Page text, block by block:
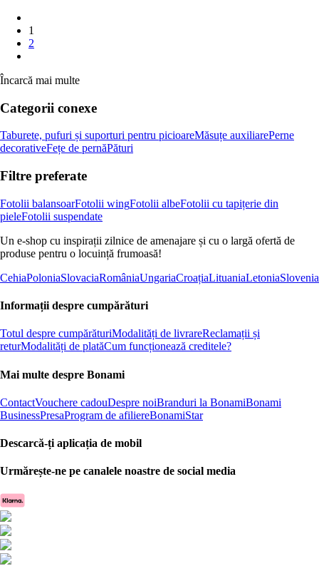
1
2
Încarcă mai multe
Categorii conexe
Taburete, pufuri și suporturi pentru picioareMăsuțe auxiliarePerne
decorativeFețe de pernăPături
Filtre preferate
Fotolii balansoarFotolii wingFotolii albeFotolii cu tapițerie din
pieleFotolii suspendate
Un e-shop cu inspirații zilnice de amenajare și cu o largă ofertă de
produse pentru o locuință frumoasă!
CehiaPoloniaSlovaciaRomâniaUngariaCroațiaLituaniaLetoniaSlovenia
Informații despre cumpărături
Totul despre cumpărăturiModalități de livrareReclamații și
returModalități de platăCum funcționează creditele?
Mai multe despre Bonami
ContactVouchere cadouDespre noiBranduri la BonamiBonami
BusinessPresaProgram de afiliereBonamiStar
Descarcă-ți aplicația de mobil
Urmărește-ne pe canalele noastre de social media